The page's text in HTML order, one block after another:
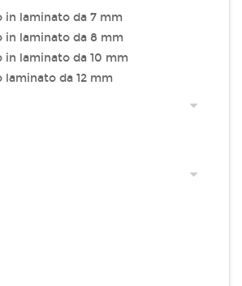
in laminato da 7 mm
in laminato da 8 mm
in laminato da 10 mm
laminato da 12 mm